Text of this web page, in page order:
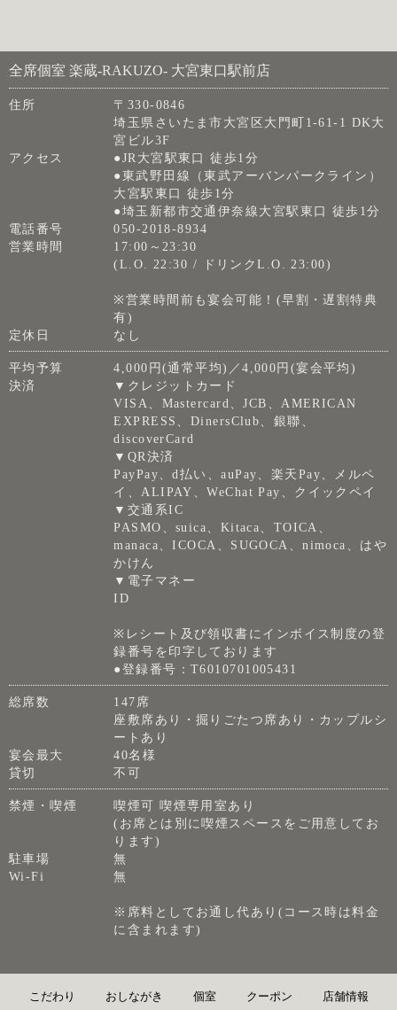
全席個室 楽蔵‐RAKUZO‐ 大宮東口駅前店
住所
〒330-0846
埼玉県さいたま市大宮区大門町1-61-1 DK大
宮ビル3F
アクセス
●JR大宮駅東口 徒歩1分
●東武野田線（東武アーバンパークライン）
大宮駅東口 徒歩1分
●埼玉新都市交通伊奈線大宮駅東口 徒歩1分
電話番号
050-2018-8934
営業時間
17:00～23:30
(L.O. 22:30 / ドリンクL.O. 23:00)
※営業時間前も宴会可能！(早割・遅割特典
有)
定休日
なし
平均予算
4,000円(通常平均)／4,000円(宴会平均)
決済
▼クレジットカード
VISA、Mastercard、JCB、AMERICAN
EXPRESS、DinersClub、銀聯、
discoverCard
▼QR決済
PayPay、d払い、auPay、楽天Pay、メルペ
イ、ALIPAY、WeChat Pay、クイックペイ
▼交通系IC
PASMO、suica、Kitaca、TOICA、
manaca、ICOCA、SUGOCA、nimoca、はや
かけん
▼電子マネー
ID
※レシート及び領収書にインボイス制度の登
録番号を印字しております
●登録番号：T6010701005431
総席数
147席
座敷席あり・掘りごたつ席あり・カップルシ
ートあり
宴会最大
40名様
貸切
不可
禁煙・喫煙
喫煙可 喫煙専用室あり
(お席とは別に喫煙スペースをご用意してお
ります)
駐車場
無
Wi-Fi
無
※席料としてお通し代あり(コース時は料金
に含まれます)
こだわり おしながき 個室 クーポン 店舗情報